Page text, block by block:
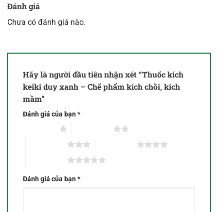
Đánh giá
Chưa có đánh giá nào.
Hãy là người đầu tiên nhận xét “Thuốc kích
keiki duy xanh – Chế phẩm kích chồi, kích
mầm”
Đánh giá của bạn*
Đánh giá của bạn*